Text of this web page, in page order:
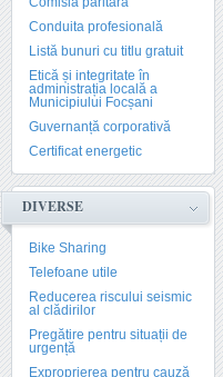
Conduita profesională
Listă bunuri cu titlu gratuit
Etică și integritate în
administrația locală a
Municipiului Focșani
Guvernanță corporativă
Certificat energetic
DIVERSE
Bike Sharing
Telefoane utile
Reducerea riscului seismic
al clădirilor
Pregătire pentru situații de
urgență
Exproprierea pentru cauză